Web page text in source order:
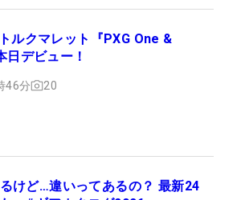
ルクマレット『PXG One &
デビュー！
46分 20
けど…違いってあるの？ 最新24